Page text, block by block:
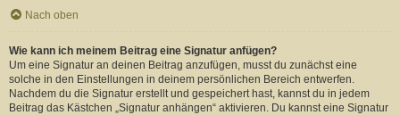
Nach oben
Wie kann ich meinem Beitrag eine Signatur anfügen?
Um eine Signatur an deinen Beitrag anzufügen, musst du zunächst eine
solche in den Einstellungen in deinem persönlichen Bereich entwerfen.
Nachdem du die Signatur erstellt und gespeichert hast, kannst du in jedem
Beitrag das Kästchen „Signatur anhängen“ aktivieren. Du kannst eine Signatur